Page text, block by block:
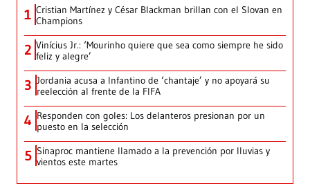
1 Cristian Martínez y César Blackman brillan con el Slovan en
Champions
2 Vinícius Jr.: ‘Mourinho quiere que sea como siempre he sido
feliz y alegre’
3 Jordania acusa a Infantino de ‘chantaje’ y no apoyará su
reelección al frente de la FIFA
4 Responden con goles: Los delanteros presionan por un
puesto en la selección
5 Sinaproc mantiene llamado a la prevención por lluvias y
vientos este martes